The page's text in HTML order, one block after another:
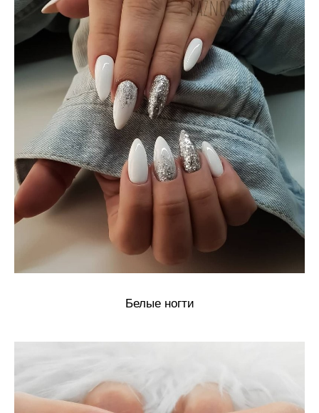
Белые ногти